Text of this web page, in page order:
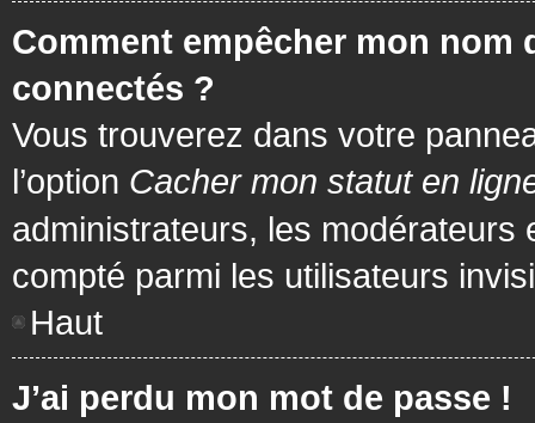
Comment empêcher mon nom
connectés ?
Vous trouverez dans votre
l’option Cacher mon statut en
administrateurs, les
compté parmi les utilisateurs
Haut
J’ai perdu mon mot de passe !